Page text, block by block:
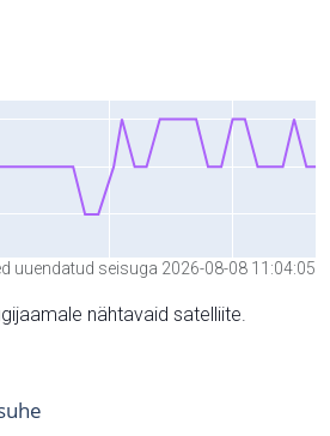
uuendatud seisuga 2026-08-08 11:04:05
nähtavaid satelliite.